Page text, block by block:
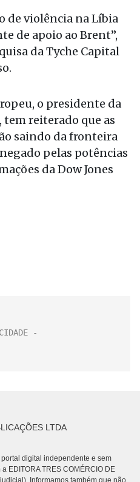
de violência na Líbia
de apoio ao Brent”,
da Tyche Capital
o presidente da
reiterado que as
saindo da fronteira
pelas potências
da Dow Jones
LTDA
portal digital independente e sem
EDITORA TRES COMÉRCIO DE
Informamos também que não